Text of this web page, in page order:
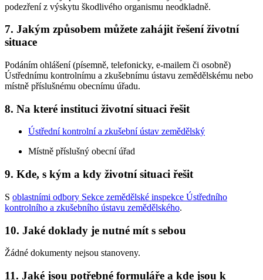
podezření z výskytu škodlivého organismu neodkladně.
7. Jakým způsobem můžete zahájit řešení životní
situace
Podáním ohlášení (písemně, telefonicky, e-mailem či osobně)
Ústřednímu kontrolnímu a zkušebnímu ústavu zemědělskému nebo
místně příslušnému obecnímu úřadu.
8. Na které instituci životní situaci řešit
Ústřední kontrolní a zkušební ústav zemědělský
Místně příslušný obecní úřad
9. Kde, s kým a kdy životní situaci řešit
S oblastními odbory Sekce zemědělské inspekce Ústředního
kontrolního a zkušebního ústavu zemědělského.
10. Jaké doklady je nutné mít s sebou
Žádné dokumenty nejsou stanoveny.
11. Jaké jsou potřebné formuláře a kde jsou k